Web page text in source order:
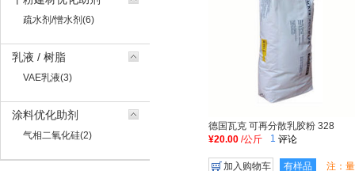
疏水剂/憎水剂(6)
乳液 / 树脂
VAE乳液(3)
涂料优化助剂
气相二氧化硅(2)
德国瓦克 可再分散乳胶粉 328
¥20.00 /公斤 1 评论
加入购物车 有样品
注：